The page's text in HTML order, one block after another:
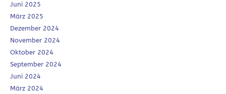
Juni 2025
März 2025
Dezember 2024
November 2024
Oktober 2024
September 2024
Juni 2024
März 2024